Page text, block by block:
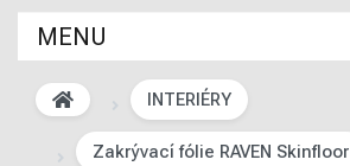
MENU
INTERIÉRY
Zakrývací fólie RAVEN Skinfloor